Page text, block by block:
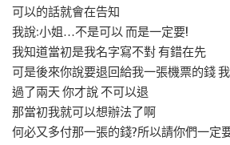
可以的話就會在告知
我說:小姐…不是可以 而是一定要!
我知道當初是我名字寫不對 有錯在先
可是後來你說要退回給我一張機票的錢
過了兩天 你才說 不可以退
那當初我就可以想辦法了啊
何必又多付那一張的錢?所以請你們一定